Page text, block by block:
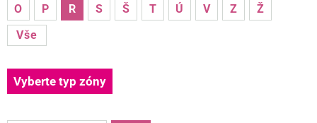
O
P R S Š T Ú V Z
Ž
Vše
Vyberte typ zóny